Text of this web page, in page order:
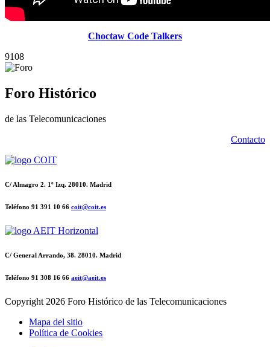
Choctaw Code Talkers
9108
Foro Histórico
de las Telecomunicaciones
Contacto
C/ Almagro 2. 1º Izq. 28010. Madrid
Teléfono 91 391 10 66 coit@coit.es
C/ General Arrando, 38. 28010. Madrid
Teléfono 91 308 16 66 aeit@aeit.es
Copyright 2026 Foro Histórico de las Telecomunicaciones
Mapa del sitio
Política de Cookies